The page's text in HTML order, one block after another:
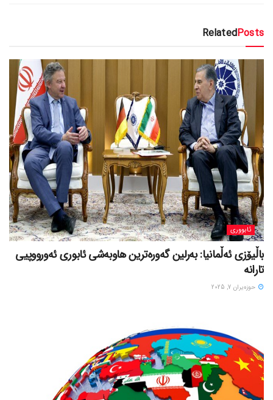
RelatedPosts
ئابووری
باڵیۆزی ئەڵمانیا: بەرلین گەورەترین هاوبەشی ئابوری ئەورووپیی
تارانە
حوزه‌یران 7, 2025